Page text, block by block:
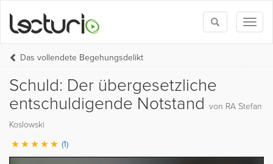
Toggle
search
Das vollendete Begehungsdelikt
Schuld: Der übergesetzliche
entschuldigende Notstand von RA Stefan
Koslowski
(1)